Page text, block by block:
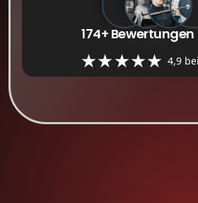
174+
4,9